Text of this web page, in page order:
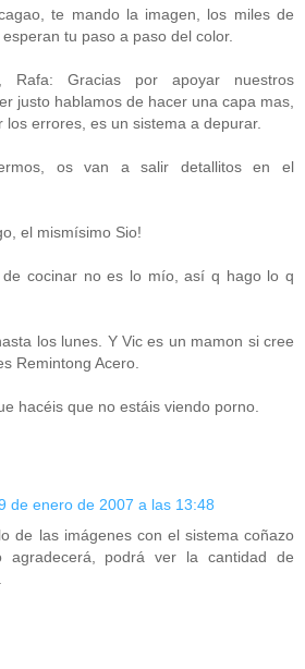
te mando la imagen, los miles de
tu paso a paso del color.
Rafa: Gracias por apoyar nuestros
justo hablamos de hacer una capa mas,
los errores, es un sistema a depurar.
os van a salir detallitos en el
el mismísimo Sio!
cocinar no es lo mío, así q hago lo q
los lunes. Y Vic es un mamon si cree
Remintong Acero.
hacéis que no estáis viendo porno.
de enero de 2007 a las 13:48
de las imágenes con el sistema coñazo
podrá ver la cantidad de